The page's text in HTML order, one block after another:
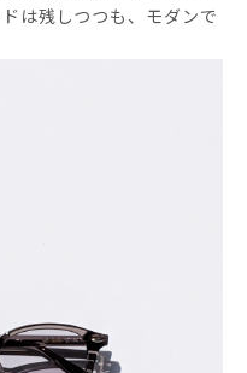
は残しつつも、モダンで